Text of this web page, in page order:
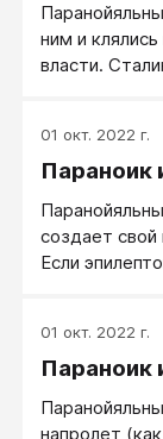
ним и
власти.
группы, он
слабость к
поддается.
впрочем,
01 окт. 2022 г.
Параноик
создает
Если
для работы
если этот
01 окт. 2022 г.
Параноик
напролет